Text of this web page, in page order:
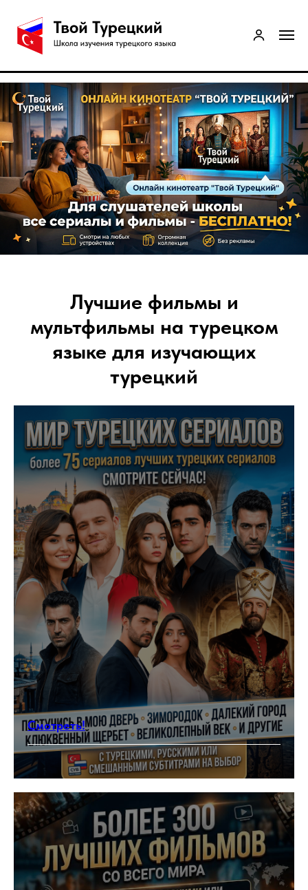
Лучшие фильмы и
мультфильмы на турецком
языке для изучающих
турецкий
Смотреть!